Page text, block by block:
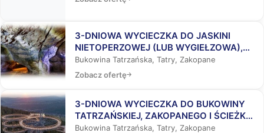
3-DNIOWA WYCIECZKA DO JASKINI
NIETOPERZOWEJ (LUB WYGIEŁZOWA),
BUKOWINY TATRZAŃSKIEJ I
ZAKOPANEGO
Bukowina Tatrzańska, Tatry, Zakopane
Zobacz ofertę
3-DNIOWA WYCIECZKA DO BUKOWINY
TATRZAŃSKIEJ, ZAKOPANEGO I ŚCIEŻKĄ
WŚRÓD KORON DRZEW
Bukowina Tatrzańska, Tatry, Zakopane